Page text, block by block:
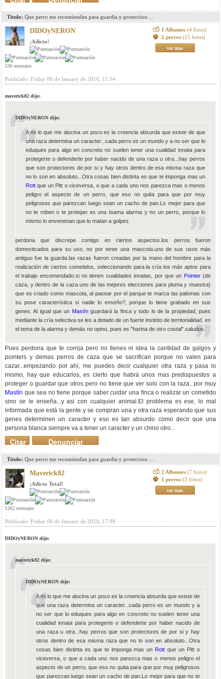
mensaje
Titulo: Que perro me recomiendan para guardia y proteccion ...
DIDOyNERON
¡Adicto!
530 mensajes
1 Albumes (4 fotos)
2 perros (15 fotos)
ver mas
Publicado: Friday 08 de January de 2010, 11:54
maverick82 dijo:
DIDOyNERON dijo:
A mi lo que me alucina un poco es la creencia absurda que existe de que
una raza determina un caracter...cada perro es un mundo y a no ser que lo
eduques para algo en concreto no suelen tener una cualidad innata para
protegerte o defenderte por haber nacido de una raza u otra...hay perros
que son protectores de por si y hay otros dentro de esa misma raza que
no lo son en absoluto...Otra cosas bien distinta es que te imponga mas un
Rott que un Pitt o viceversa, o que a cada uno nos parezca mas o menos
peligro el aspecto de un perro, que eso no quita para que por muy
peligrosos que parezcan luego sean un cacho de pan.Lo mejor para que
no te roben o te protejan es una buena alarma y no un perro, porque lo
mismo lo envenenan que lo matan a golpes.
perdona que discrepe contigo en ciertos aspectos.los perros fueron
domesticados para su uso, no por tener una mascota.uno de sus usos más
antiguo fue la guarda.las razas fueron creadas por la mano del hombre para la
realización de ciertos cometidos, seleccionando para la cría los más aptos para
el trabajo encomendado.si no tienen cualidades innatas, por que un Pointer(de
caza, y dentro de la caza uno de las mejores elecciones para pluma y muestra)
que es criado como mascota, al pasear por el parque te marca las palomas con
su pose característica si nadie lo enseño?, porque lo tiene grabado en sus
genes. Al igual que un Mastínguardará la finca y todo lo de la propiedad, pues
mediante la cría selectiva se les a dotado de un fuerte instinto de territorialidad. en
el tema de la alarma y demás no opino, pues es "harina de otro costal".saludos.
Pues perdona que te corrija pero no tienes ni idea la cantidad de galgos y
pointers y demas perros de caza que se sacrifican porque no valen para
cazar...empezando por ahí, me puedes decir cualquier otra raza y pasa lo
mismo, hay que educarlos, es cierto que habrá unos mas predispuestos a
proteger o guardar que otros pero no tiene que ver solo con la raza...por muy
Mastín que sea no tiene porque saber cuidar una finca o realizar un cometido
sino se le enseña...y asi con cualquier animal.El problema es ese, lo mal
informada que está la gente y se compran una y otra raza esperando que sus
genes determinen un caracter y eso es tan absurdo como decir que una
persona blanca siempre va a tener un caracter y un chino otro...
Denunciar
mensaje
Citar
Titulo: Que perro me recomiendan para guardia y proteccion ...
Maverick82
¡Adicto Total!
1262 mensajes
2 Albumes (7 fotos)
1 perros (3 fotos)
ver mas
Publicado: Friday 08 de January de 2010, 17:08
DIDOyNERON dijo:
maverick82 dijo:
DIDOyNERON dijo:
A mi lo que me alucina un poco es la creencia absurda que existe de
que una raza determina un caracter...cada perro es un mundo y a
no ser que lo eduques para algo en concreto no suelen tener una
cualidad innata para protegerte o defenderte por haber nacido de
una raza u otra...hay perros que son protectores de por si y hay
otros dentro de esa misma raza que no lo son en absoluto...Otra
cosas bien distinta es que te imponga mas un Rott que un Pitt o
viceversa, o que a cada uno nos parezca mas o menos peligro el
aspecto de un perro, que eso no quita para que por muy peligrosos
que parezcan luego sean un cacho de pan.Lo mejor para que no te